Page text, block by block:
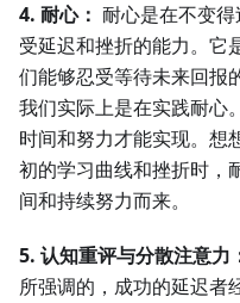
4. 耐心： 耐心是在不变
受延迟和挫折的能力。它
们能够忍受等待未来回报
我们实际上是在实践耐心
时间和努力才能实现。
初的学习曲线和挫折时，
间和持续努力而来。
5. 认知重评与分散注意力
所强调的，成功的延迟者